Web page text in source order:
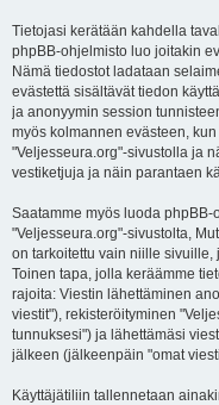
Tietojasi kerätään kahdella
phpBB-ohjelmisto luo joitakin
Nämä tiedostot ladataan
evästettä sisältävät tiedon
ja anonyymin session
myös kolmannen evästeen,
"Veljesseura.org"-sivustolla ja
vestiketjuja ja näin parantaen
Saatamme myös luoda
"Veljesseura.org"-sivustolta,
on tarkoitettu vain niille
Toinen tapa, jolla keräämme
rajoita: Viestin lähettäminen
viestit"), rekisteröityminen
tunnuksesi") ja lähettämäsi
jälkeen (jälkeenpäin "omat
Käyttäjätiliin tallennetaan